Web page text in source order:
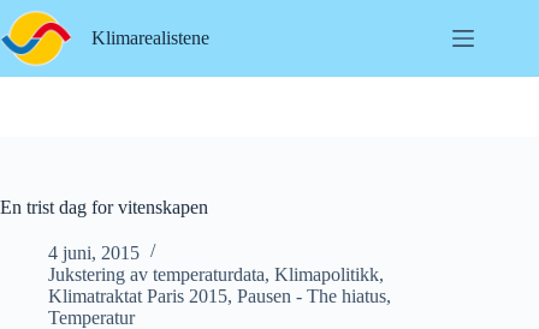
Hopp
til
innholdet
Klimarealistene
En trist dag for vitenskapen
4 juni, 2015
Jukstering av temperaturdata, Klimapolitikk,
Klimatraktat Paris 2015, Pausen - The hiatus,
Temperatur